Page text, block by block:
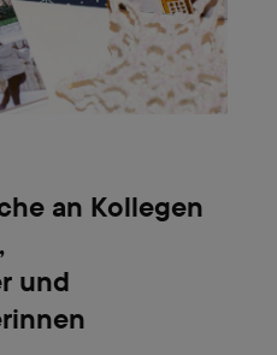
an Kollegen
und